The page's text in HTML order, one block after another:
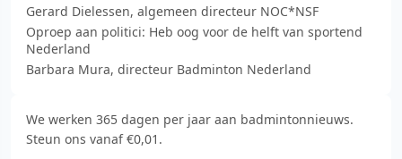
Gerard Dielessen, algemeen directeur NOC*NSF
Oproep aan politici: Heb oog voor de helft van sportend
Nederland
Barbara Mura, directeur Badminton Nederland
We werken 365 dagen per jaar aan badmintonnieuws.
Steun ons vanaf €0,01.